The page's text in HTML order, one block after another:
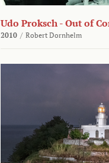
Udo Proksch - Out of
2010 / Robert Dornhelm